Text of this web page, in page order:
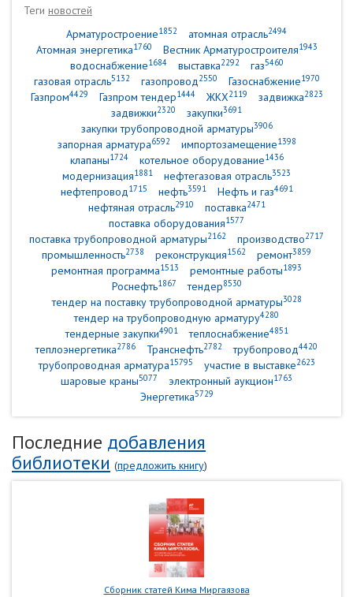
Теги новостей
Арматуростроение1852 атомная отрасль2494
Атомная энергетика1760 Вестник Арматуростроителя1943
водоснабжение1684 выставка2292 газ5460
газовая отрасль5132 газопровод2550 Газоснабжение1970
Газпром4429 Газпром тендер1444 ЖКХ2119 задвижка2823
задвижки2320 закупки3691
закупки трубопроводной арматуры3906
запорная арматура6592 импортозамещение1398
клапаны1724 котельное оборудование1436
модернизация1881 нефтегазовая отрасль3523
нефтепровод1715 нефть3591 Нефть и газ4691
нефтяная отрасль2910 поставка2471
поставка оборудования1577
поставка трубопроводной арматуры2162 производство2717
промышленность2738 реконструкция1562 ремонт3859
ремонтная программа1513 ремонтные работы1893
Роснефть1867 тендер8530
тендер на поставку трубопроводной арматуры3028
тендер на трубопроводную арматуру4280
тендерные закупки4901 теплоснабжение4851
теплоэнергетика2786 Транснефть2782 трубопровод4420
трубопроводная арматура15795 участие в выставке2623
шаровые краны5077 электронный аукцион1763
Энергетика5729
Последние добавления
библиотеки (предложить книгу)
Сборник статей Кима Миргаязова